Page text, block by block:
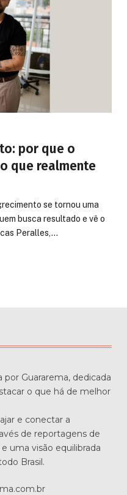
por que o
que realmente
se tornou uma
busca resultado e vê o
Peralles,…
Guararema, dedicada
o que há de melhor
e conectar a
de reportagens de
uma visão equilibrada
Brasil.